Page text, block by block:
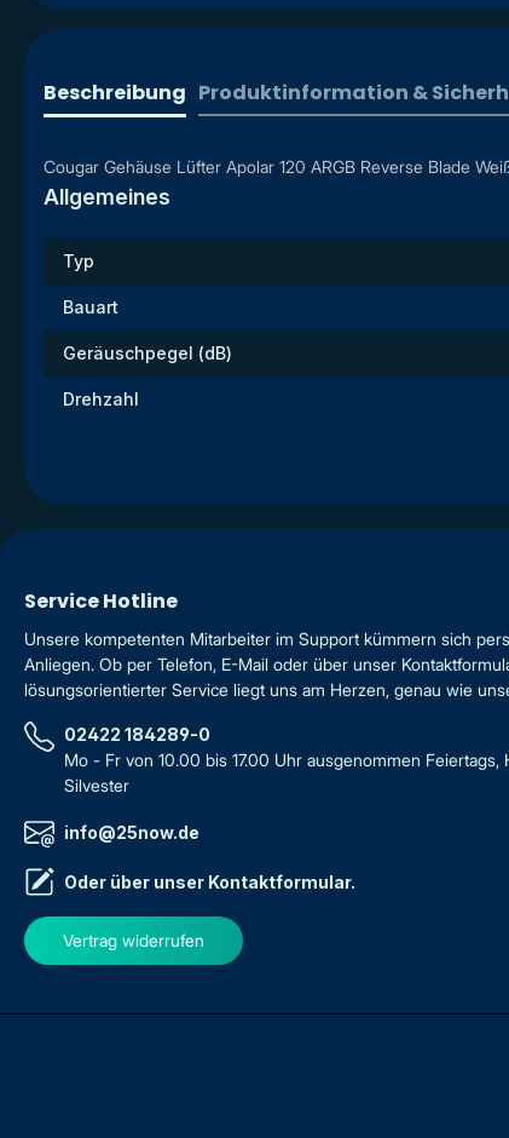
Beschreibung Produktinformation &
Cougar Gehäuse Lüfter Apolar 120 ARGB Reverse Blade
Allgemeines
Typ
Bauart
Geräuschpegel (dB)
Drehzahl
Service Hotline
Unsere kompetenten Mitarbeiter im Support kümmern sich
Anliegen. Ob per Telefon, E-Mail oder über unser
lösungsorientierter Service liegt uns am Herzen, genau wie
02422 184289-0
Mo - Fr von 10.00 bis 17.00 Uhr ausgenommen Feiertags,
Silvester
info@25now.de
Oder über unser Kontaktformular.
Vertrag widerrufen